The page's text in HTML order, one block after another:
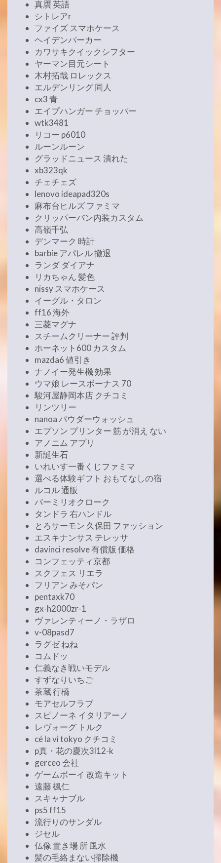
真贋 英語
シトレアr
ファイズ スマホケース
ヘイデンパーカー
カワサキクイックシフター
ヤーマン目元シート
木村拓哉 ロレックス
エルデンリング 同人
cx3 青
エイプハンガー チョッパー
wtk3481
リコー p6010
ルーンルーン
グラッドニュース 潰れた
xb323qk
チェチェズ
lenovo ideapad320s
麻布台ヒルズ ファミマ
クリッパーバン内装カスタム
高嶺千弘
デンマーク 時計
barbie アパレル 撤退
ランダ ダイアナ
リカちゃん 髪色
nissy スマホケース
イーグル・タロン
ff16 海外
三菱マグナ
スチームクリーナー 評判
ホーネット600 カスタム
mazda6 値引き
ナノイー発生機 効果
ウマ娘 レースボーナス 70
駿河屋静岡本店 クチコミ
リンツリー
nanoa パウダーウォッシュ
エプソン プリンター 筋 が消え ない
アノニム アプリ
新誕生石
いれいす一番くじファミマ
選べる体験ギフト おもてなしの宿
ルコル 通販
バーミリオクローク
タンドラ 右ハンドル
とろサーモン 久保田 ファッション
エスキナンサス テレッサ
davinci resolve 有償版 価格
コンフェッティ京都
スクフェス リエラ
フリアン みそパン
pentaxk70
gx-h2000zr-1
ヴァレンティーノ・ラザロ
v-08pasd7
ラグゼ ねね
コムドッ
仁義なき戦いモデル
すずなりいちご
茶蔵 行橋
モアセルフラブ
スピノーネ イタリアーノ
レヴォーグ トルク
cé la vi tokyo クチコミ
p真・花の慶次3l12-k
gerceo 会社
ゲームボーイ 改造キット
遠藤 楓仁
スキャナブル
ps5 ff15
流行りのサンダル
ジセル
仏像 置き場 所 風水
髪の毛絡まない掃除機